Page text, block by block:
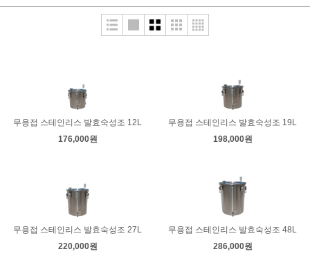
무용접 스테인리스 발효숙성조 12L
176,000원
무용접 스테인리스 발효숙성조 19L
198,000원
무용접 스테인리스 발효숙성조 27L
220,000원
무용접 스테인리스 발효숙성조 48L
286,000원